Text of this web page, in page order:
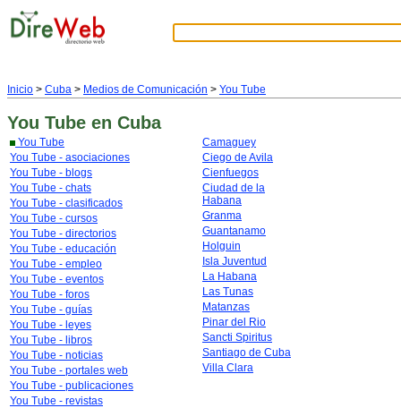
Inicio > Cuba > Medios de Comunicación > You Tube
You Tube en Cuba
You Tube
You Tube - asociaciones
You Tube - blogs
You Tube - chats
You Tube - clasificados
You Tube - cursos
You Tube - directorios
You Tube - educación
You Tube - empleo
You Tube - eventos
You Tube - foros
You Tube - guías
You Tube - leyes
You Tube - libros
You Tube - noticias
You Tube - portales web
You Tube - publicaciones
You Tube - revistas
Camaguey
Ciego de Avila
Cienfuegos
Ciudad de la
Habana
Granma
Guantanamo
Holguin
Isla Juventud
La Habana
Las Tunas
Matanzas
Pinar del Rio
Sancti Spiritus
Santiago de Cuba
Villa Clara